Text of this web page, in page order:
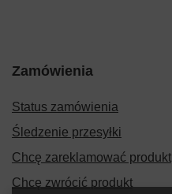
Zamówienia
Status zamówienia
Śledzenie przesyłki
Chcę zareklamować produkt
Chcę zwrócić produkt